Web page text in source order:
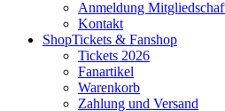
Anmeldung
Kontakt
ShopTickets & Fanshop
Tickets 2026
Fanartikel
Warenkorb
Zahlung und Versand